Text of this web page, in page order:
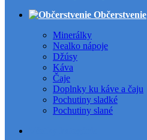
Občerstvenie
Minerálky
Nealko nápoje
Džúsy
Káva
Čaje
Doplnky ku káve a čaju
Pochutiny sladké
Pochutiny slané